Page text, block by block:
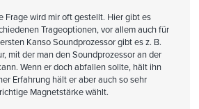
Frage wird mir oft gestellt. Hier gibt es
Trageoptionen, vor allem auch für
Kanso Soundprozessor gibt es z. B.
mit der man den Soundprozessor an der
Wenn er doch abfallen sollte, hält ihn
Erfahrung hält er aber auch so sehr
Magnetstärke wählt.